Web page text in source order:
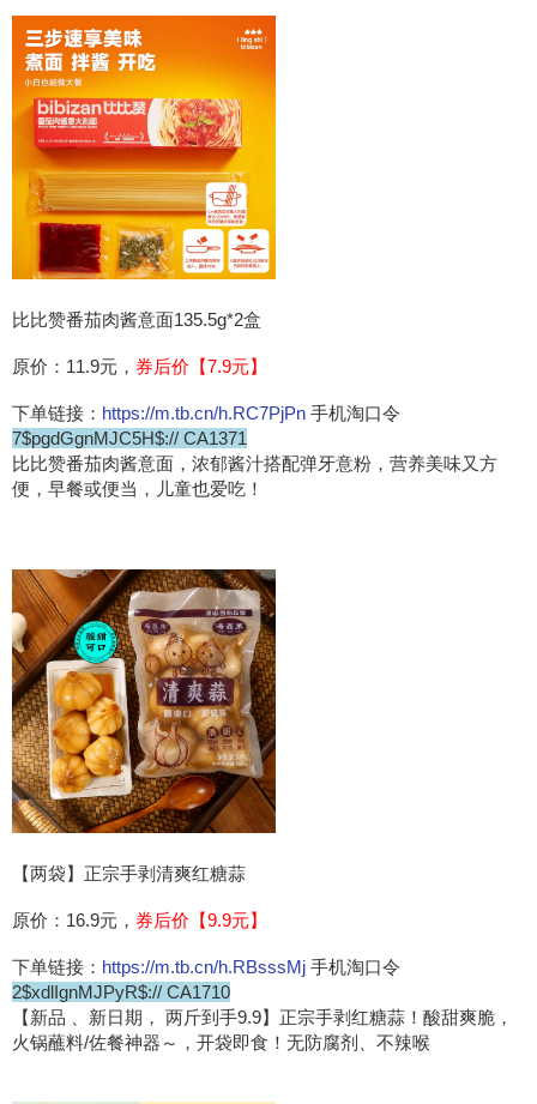
比比赞番茄肉酱意面135.5g*2盒
原价：11.9元， 券后价【7.9元】
下单链接： https://m.tb.cn/h.RC7PjPn 手机淘口令
7$pgdGgnMJC5H$:// CA1371
比比赞番茄肉酱意面，浓郁酱汁搭配弹牙意粉，营养美味又方
便，早餐或便当，儿童也爱吃！
【两袋】正宗手剥清爽红糖蒜
原价：16.9元， 券后价【9.9元】
下单链接： https://m.tb.cn/h.RBsssMj 手机淘口令
2$xdlIgnMJPyR$:// CA1710
【新品 、新日期， 两斤到手9.9】正宗手剥红糖蒜！酸甜爽脆，
火锅蘸料/佐餐神器～，开袋即食！无防腐剂、不辣喉